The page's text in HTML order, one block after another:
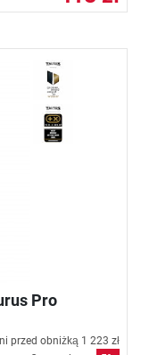
Pro
przed obniżką 1 223 zł